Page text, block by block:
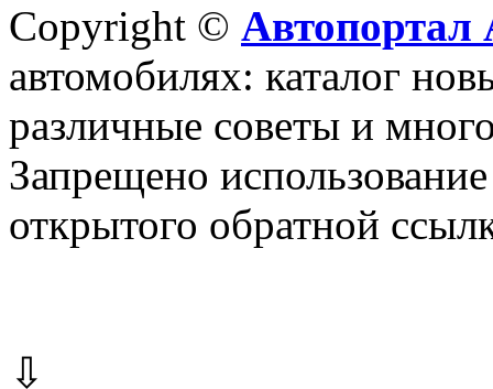
Copyright © Автопортал
автомобилях: каталог
различные советы и
Запрещено
открытого обратной
⇩